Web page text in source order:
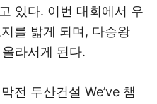
있다. 이번 대회에서 우
를 밟게 되며, 다승왕
라서게 된다.
전 두산건설 We’ve 챔